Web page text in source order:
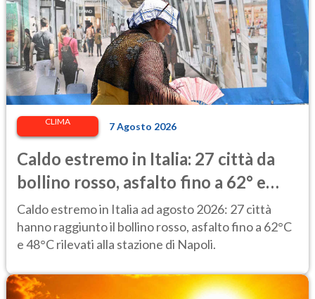
CLIMA 7 Agosto 2026
Caldo estremo in Italia: 27 città da
bollino rosso, asfalto fino a 62° e
punte di 48° alla stazione di Napoli
Caldo estremo in Italia ad agosto 2026: 27 città
hanno raggiunto il bollino rosso, asfalto fino a 62°C
e 48°C rilevati alla stazione di Napoli.